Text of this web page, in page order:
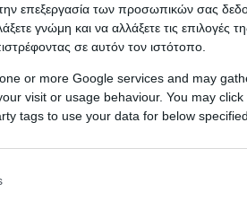
επεξεργασία των προσωπικών σας
γνώμη και να αλλάξετε τις επιλογές
σε αυτόν τον ιστότοπο.
or more Google services and may
visit or usage behaviour. You may
tags to use your data for below
598.920,00 €
Επιστημονικά
Εξοπλισμός,Υγεία -
Φαρμακευτικές
Προιόντα -
Αέρια
Φαρμακευτικές